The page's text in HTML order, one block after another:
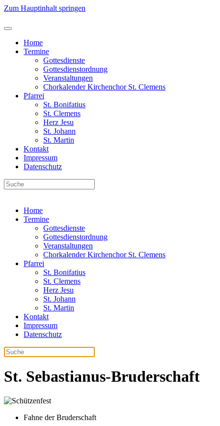
Zum Hauptinhalt springen
Home
Termine
Gottesdienste
Gottesdienstordnung
Veranstaltungen
Chorkalender Kirchenchor St. Clemens
Pfarrei
St. Bonifatius
St. Clemens
Herz Jesu
St. Johann
St. Martin
Kontakt
Impressum
Datenschutz
Home
Termine
Gottesdienste
Gottesdienstordnung
Veranstaltungen
Chorkalender Kirchenchor St. Clemens
Pfarrei
St. Bonifatius
St. Clemens
Herz Jesu
St. Johann
St. Martin
Kontakt
Impressum
Datenschutz
St. Sebastianus-Bruderschaft
Fahne der Bruderschaft